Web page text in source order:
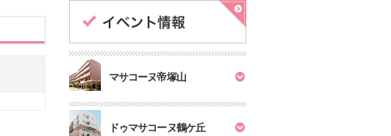
マサコーヌ帝塚山
ドゥマサコーヌ鶴ケ丘